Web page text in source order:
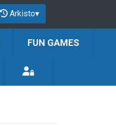
Arkisto▾
FUN GAMES